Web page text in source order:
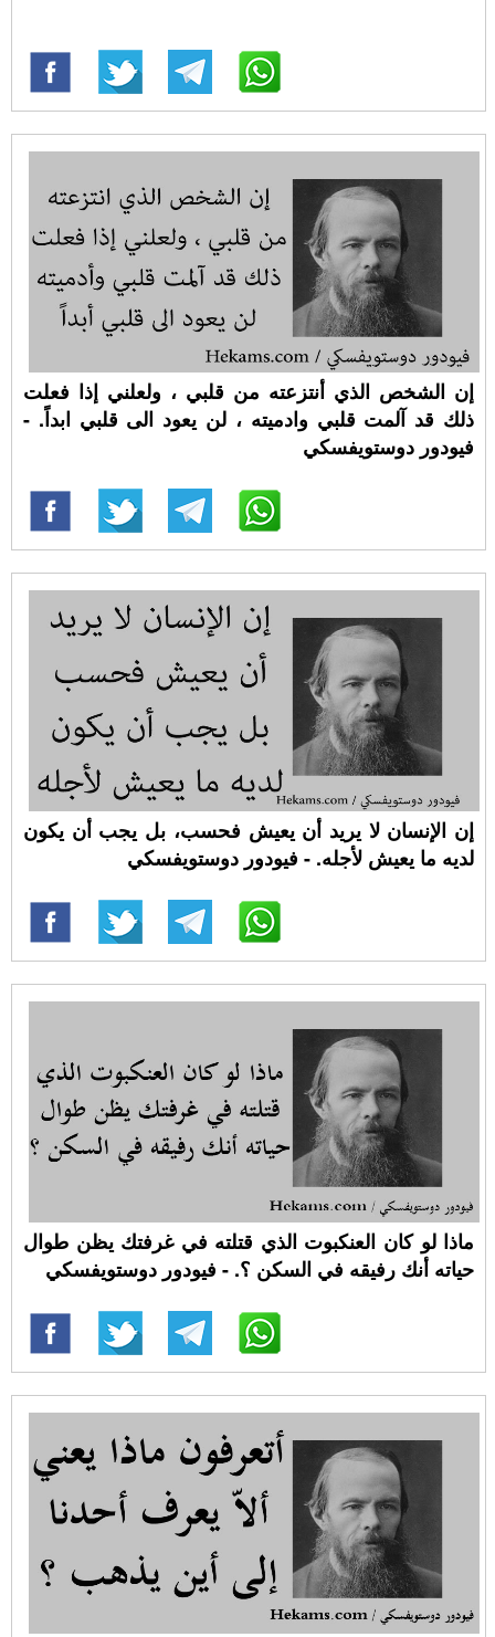
إن الشخص الذي أنتزعته من قلبي ، ولعلني إذا فعلت
ذلك قد آلمت قلبي وادميته ، لن يعود الى قلبي ابداً. -
فيودور دوستويفسكي
إن اﻹنسان لا يريد أن يعيش فحسب، بل يجب أن يكون
لديه ما يعيش ﻷجله. - فيودور دوستويفسكي
ماذا لو كان العنكبوت الذي قتلته في غرفتك يظن طوال
حياته أنك رفيقه في السكن ؟. - فيودور دوستويفسكي